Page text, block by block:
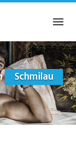
Schmilau